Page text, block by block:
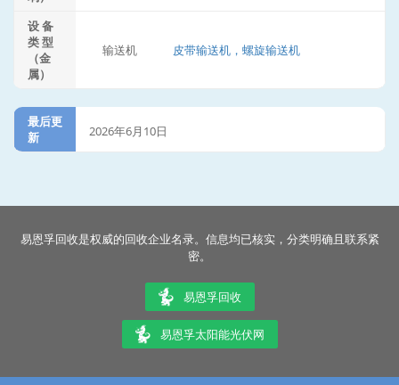
设 备
类 型
（金
属）
输送机 皮带输送机，螺旋输送机
最后更
新
2026年6月10日
易恩孚回收是权威的回收企业名录。信息均已核实，分类明确且联系紧
密。
易恩孚回收
易恩孚太阳能光伏网